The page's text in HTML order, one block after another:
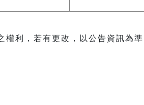
利，若有更改，以公告資訊為準